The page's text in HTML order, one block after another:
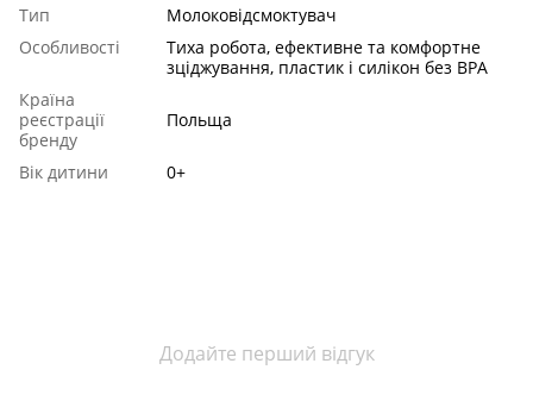
Тип
Молоковідсмоктувач
Особливості
Тиха робота, ефективне та комфортне
зціджування, пластик і силікон без BPA
Країна
реєстрації
бренду
Польща
Вік дитини 0+
Додайте перший відгук